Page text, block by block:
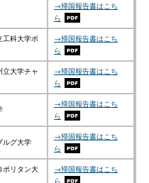
→帰国報告書はこち
ら
工科大学ポ
→帰国報告書はこち
ら
立大学チャ
→帰国報告書はこち
ら
→帰国報告書はこち
ら
ルグ大学
→帰国報告書はこち
ら
ポリタン大
→帰国報告書はこち
ら